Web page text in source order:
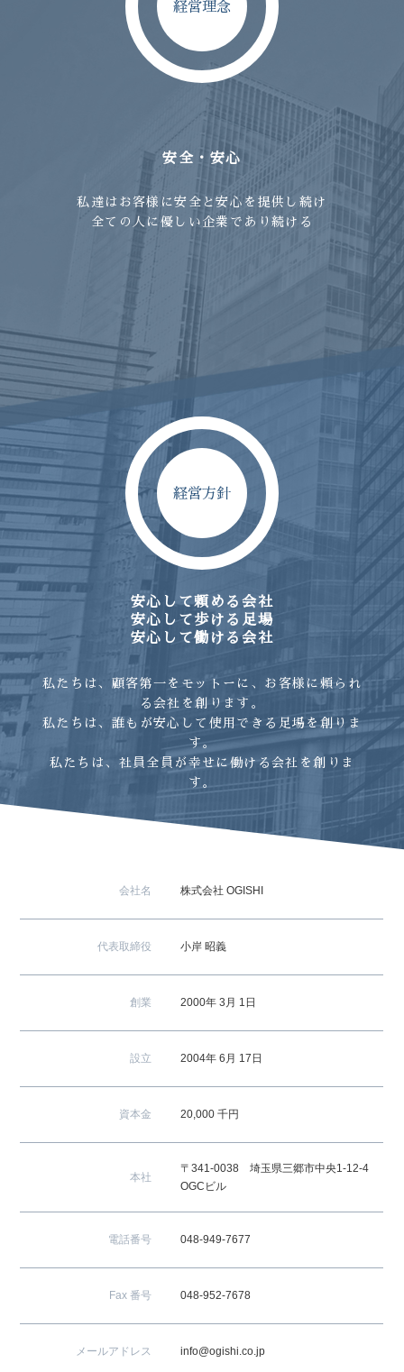
経営理念
安全・安心
私達はお客様に安全と安心を提供し続け
全ての人に優しい企業であり続ける
経営方針
安心して頼める会社
安心して歩ける足場
安心して働ける会社
私たちは、顧客第一をモットーに、お客様に頼られ
る会社を創ります。
私たちは、誰もが安心して使用できる足場を創りま
す。
私たちは、社員全員が幸せに働ける会社を創りま
す。
会社名 株式会社 OGISHI
代表取締役 小岸 昭義
創業 2000年 3月 1日
設立 2004年 6月 17日
資本金 20,000 千円
本社
〒341‐0038 埼玉県三郷市中央1-12-4
OGCビル
電話番号 048-949-7677
Fax 番号 048-952-7678
メールアドレス info@ogishi.co.jp